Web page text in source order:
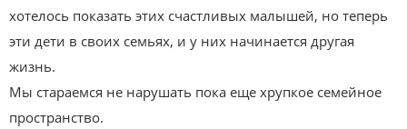
хотелось показать этих счастливых малышей, но теперь
эти дети в своих семьях, и у них начинается другая
жизнь.
Мы стараемся не нарушать пока еще хрупкое семейное
пространство.